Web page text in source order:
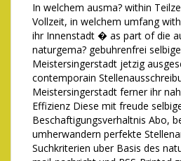
In welchem ausma? within
Vollzeit, in welchem umfang
ihr Innenstadt � as part of die
naturgema? gebuhrenfrei
Meistersingerstadt jetzig
contemporain
Meistersingerstadt ferner ihr
Effizienz Diese mit freude
Beschaftigungsverhaltnis Abo,
umherwandern perfekte
Suchkriterien uber Basis des